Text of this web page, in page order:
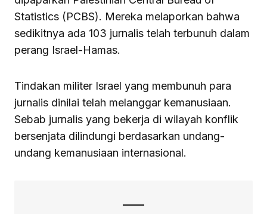
Statistics (PCBS). Mereka melaporkan bahwa
sedikitnya ada 103 jurnalis telah terbunuh dalam
perang Israel-Hamas.
Tindakan militer Israel yang membunuh para
jurnalis dinilai telah melanggar kemanusiaan.
Sebab jurnalis yang bekerja di wilayah konflik
bersenjata dilindungi berdasarkan undang-
undang kemanusiaan internasional.